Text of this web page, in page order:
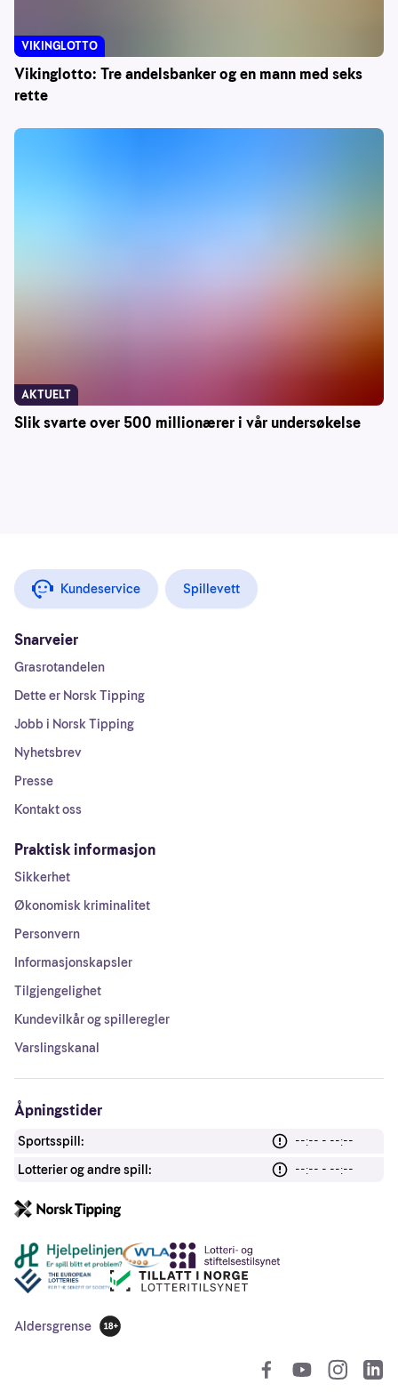
Vikinglotto: Tre andelsbanker og en mann med seks
rette
VIKINGLOTTO
Slik svarte over 500 millionærer i vår undersøkelse
AKTUELT
Kundeservice Spillevett
Snarveier
Grasrotandelen
Dette er Norsk Tipping
Jobb i Norsk Tipping
Nyhetsbrev
Presse
Kontakt oss
Praktisk informasjon
Sikkerhet
Økonomisk kriminalitet
Personvern
Informasjonskapsler
Tilgjengelighet
Kundevilkår og spilleregler
Varslingskanal
Åpningstider
Sportsspill:
--:-- - --:--
Lotterier og andre spill:
--:-- - --:--
Andre lenker
Aldersgrense
18 år